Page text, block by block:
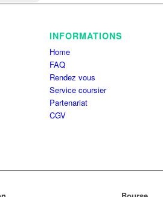
INFORMATIONS
Home
FAQ
Rendez vous
Service coursier
Partenariat
CGV